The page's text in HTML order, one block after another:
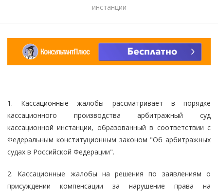
инстанции
1. Кассационные жалобы рассматривает в порядке
кассационного производства арбитражный суд
кассационной инстанции, образованный в соответствии с
Федеральным конституционным законом "Об арбитражных
судах в Российской Федерации".
2. Кассационные жалобы на решения по заявлениям о
присуждении компенсации за нарушение права на